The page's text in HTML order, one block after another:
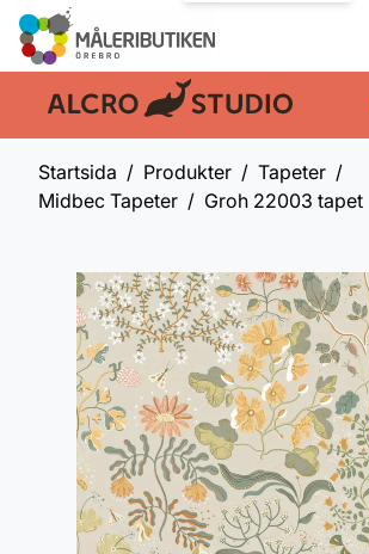
En del av:
Startsida Produkter
Tapeter
Midbec Tapeter
Groh 22003 tapet